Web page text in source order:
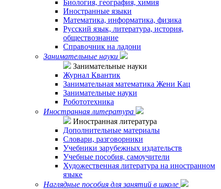
Биология, география, химия
Иностранные языки
Математика, информатика, физика
Русский язык, литература, история,
обществознание
Справочник на ладони
Занимательные науки
Занимательные науки
Журнал Квантик
Занимательная математика Жени Кац
Занимательные науки
Робототехника
Иностранная литература
Иностранная литература
Дополнительные материалы
Словари, разговорники
Учебники зарубежных издательств
Учебные пособия, самоучители
Художественная литература на иностранном
языке
Наглядные пособия для занятий в школе